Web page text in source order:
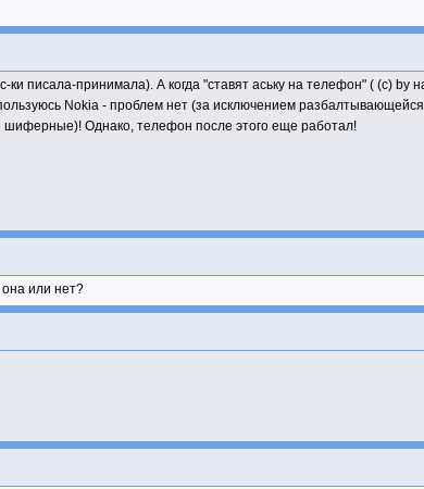
ки писала-принимала). А когда "ставят аську на телефон" ( (с)
Nokia - проблем нет (за исключением
шиферные)! Однако, телефон после этого еще работал!
или нет?